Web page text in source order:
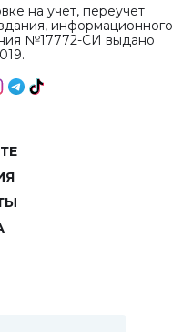
на учет, переучет
информационного
№17772-СИ выдано